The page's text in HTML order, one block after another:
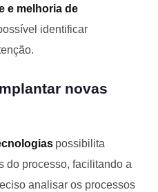
e melhoria de
identificar
novas
possibilita
do processo, facilitando a
analisar os processos